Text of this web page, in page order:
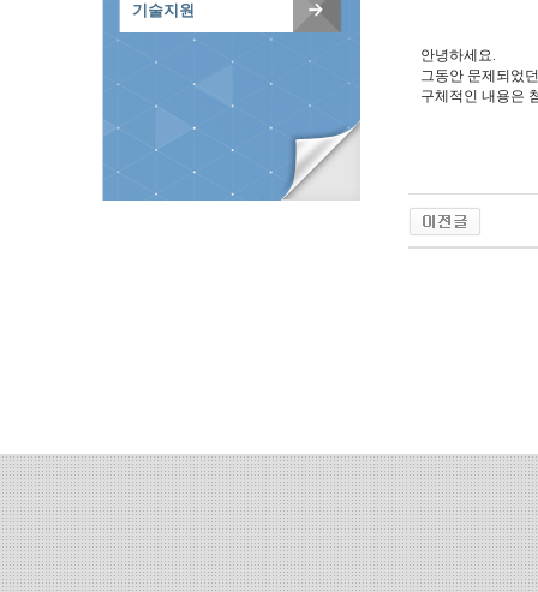
기술지원
안녕하세요.
그동안 문제되었
구체적인 내용은